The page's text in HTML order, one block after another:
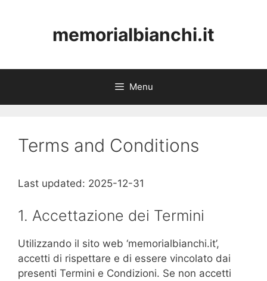
memorialbianchi.it
Menu
Terms and Conditions
Last updated: 2025-12-31
1. Accettazione dei Termini
Utilizzando il sito web ‘memorialbianchi.it’,
accetti di rispettare e di essere vincolato dai
presenti Termini e Condizioni. Se non accetti